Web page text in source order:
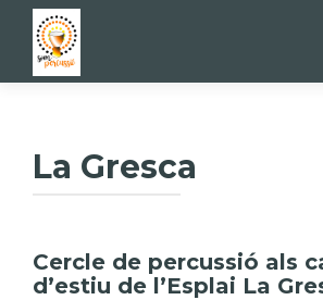
La Gresca
Cercle de percussió als
d’estiu de l’Esplai La